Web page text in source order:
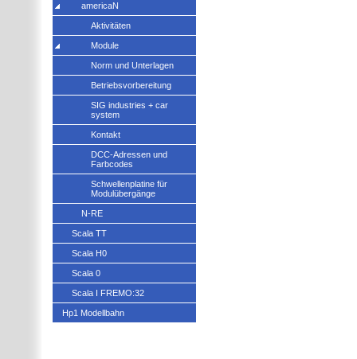
americaN
Aktivitäten
Module
Norm und Unterlagen
Betriebsvorbereitung
SIG industries + car
system
Kontakt
DCC-Adressen und
Farbcodes
Schwellenplatine für
Modulübergänge
N-RE
Scala TT
Scala H0
Scala 0
Scala I FREMO:32
Hp1 Modellbahn